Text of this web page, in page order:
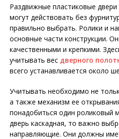
Раздвижные пластиковые двери
могут действовать без
правильно выбрать. Ролики и
основные части конструкции.
качественными и крепкими.
учитывать вес дверного
всего устанавливается около
Учитывать необходимо не
а также механизм ее
понадобиться один роликовый
дверь каскадная, то важно
направляющие. Они должны